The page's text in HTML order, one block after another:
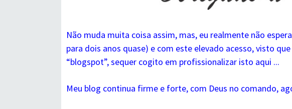
Não muda muita coisa assim, mas, eu realmente não
para dois anos quase) e com este elevado acesso, visto
“blogspot”, sequer cogito em profissionalizar isto aqui ...
Meu blog continua firme e forte, com Deus no comando,